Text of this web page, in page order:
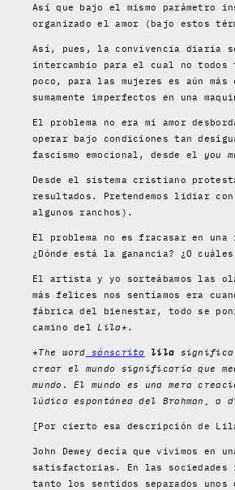
Así que bajo el mismo
organizado el amor (bajo estos
Así, pues, la convivencia diaria
intercambio para el cual no todos
poco, para las mujeres es aún
sumamente imperfectos en una
El problema no era mi amor
operar bajo condiciones tan
fascismo emocional, desde el you
Desde el sistema cristiano
resultados. Pretendemos lidiar
algunos ranchos).
El problema no es fracasar en
¿Dónde está la ganancia? ¿O
El artista y yo sorteábamos las
más felices nos sentíamos era
fábrica del bienestar, todo se
camino del Lila* .
*The word sánscrita lila significa
crear el mundo significaría que
mundo. El mundo es una mera
lúdica espontánea del Brahman,
[Por cierto esa descripción de
John Dewey decía que vivimos en
satisfactorias. En las sociedades
tanto los sentidos separados unos